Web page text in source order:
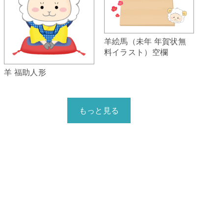
羊 福助人形
羊絵馬（未年 年賀状無
料イラスト）空欄
もっと見る